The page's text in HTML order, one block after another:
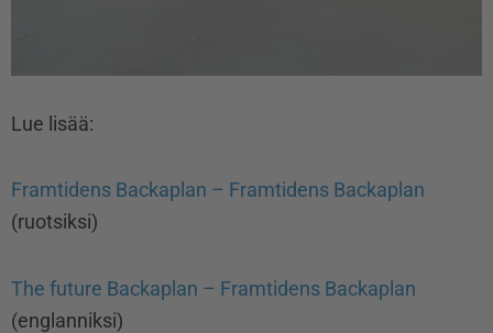
Lue lisää:
Framtidens Backaplan – Framtidens Backaplan
(ruotsiksi)
The future Backaplan – Framtidens Backaplan
(englanniksi)